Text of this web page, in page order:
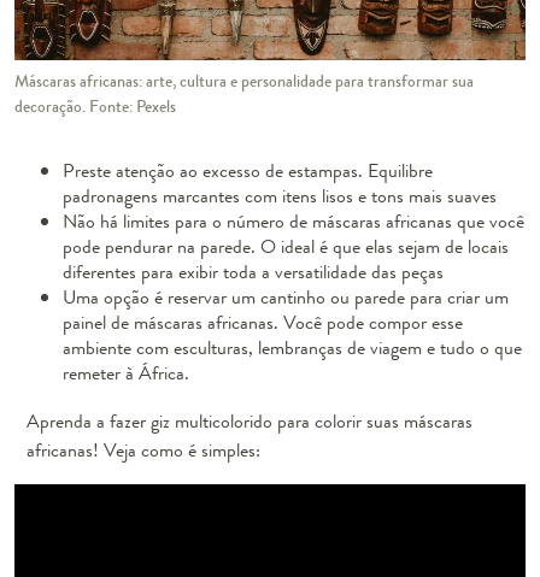
Máscaras africanas: arte, cultura e personalidade para transformar sua
decoração. Fonte: Pexels
Preste atenção ao excesso de estampas. Equilibre
padronagens marcantes com itens lisos e tons mais suaves
Não há limites para o número de máscaras africanas que você
pode pendurar na parede. O ideal é que elas sejam de locais
diferentes para exibir toda a versatilidade das peças
Uma opção é reservar um cantinho ou parede para criar um
painel de máscaras africanas. Você pode compor esse
ambiente com esculturas, lembranças de viagem e tudo o que
remeter à África.
Aprenda a fazer giz multicolorido para colorir suas máscaras
africanas! Veja como é simples: